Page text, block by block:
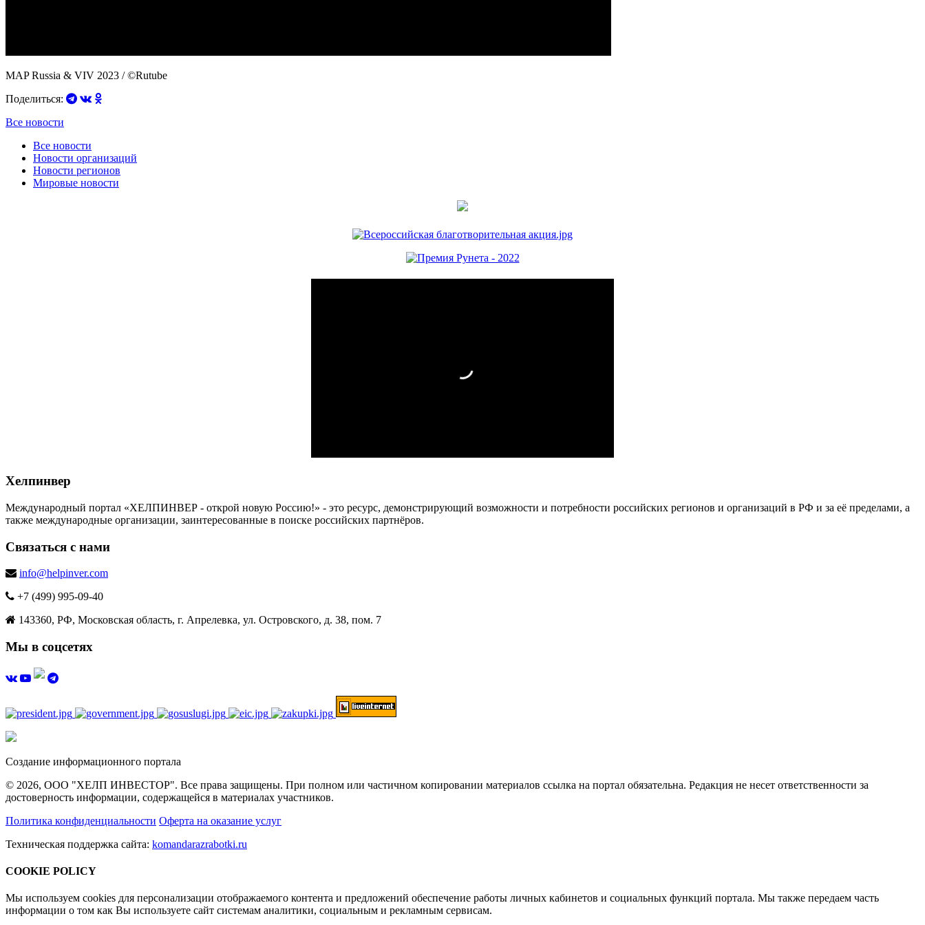
MAP Russia & VIV 2023 / ©Rutube
Поделиться:
Все новости
Все новости
Новости организаций
Новости регионов
Мировые новости
Хелпинвер
Международный портал «ХЕЛПИНВЕР - открой новую Россию!» - это ресурс, демонстрирующий возможности и потребности российских регионов и организаций в РФ и за её пределами, а
также международные организации, заинтересованные в поиске российских партнёров.
Связаться с нами
info@helpinver.com
+7 (499) 995-09-40
143360, РФ, Московская область, г. Апрелевка, ул. Островского, д. 38, пом. 7
Мы в соцсетях
Создание информационного портала
© 2026, ООО "ХЕЛП ИНВЕСТОР". Все права защищены. При полном или частичном копировании материалов ссылка на портал обязательна. Редакция не несет ответственности за
достоверность информации, содержащейся в материалах участников.
Политика конфиденциальности Оферта на оказание услуг
Техническая поддержка сайта: komandarazrabotki.ru
COOKIE POLICY
Мы используем cookies для персонализации отображаемого контента и предложений обеспечение работы личных кабинетов и социальных функций портала. Мы также передаем часть
информации о том как Вы используете сайт системам аналитики, социальным и рекламным сервисам.